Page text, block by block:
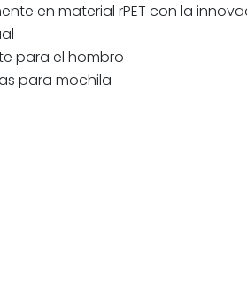
en material rPET con la
para el hombro
para mochila